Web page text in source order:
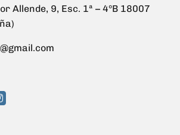
Allende, 9, Esc. 1ª – 4ºB 18007